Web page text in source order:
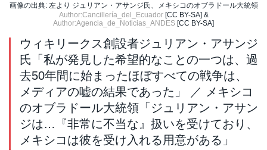
画像の出典: 左より ジュリアン・アサンジ氏、メキシコのオブラドール大統領
Author:Cancillería_del_Ecuador[CC BY-SA] &
Author:Agencia_de_Noticias_ANDES [CC BY-SA]
ウィキリークス創設者ジュリアン・アサンジ
氏「私が発見した希望的なことの一つは、過
去50年間に始まったほぼすべての戦争は、
メディアの嘘の結果であった」 ／ メキシコ
のオブラドール大統領「ジュリアン・アサン
ジは…『非常に不当な』扱いを受けており、
メキシコは彼を受け入れる用意がある」